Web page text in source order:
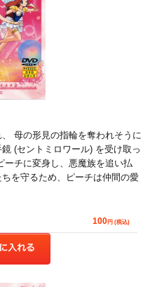
母の形見の指輪を奪われそうに
(セントミロワール) を受け取っ
ーチに変身し、悪魔族を追い払
を守るため、ピーチは仲間の愛
100円 (税込)